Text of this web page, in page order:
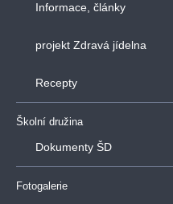
Informace, články
projekt Zdravá jídelna
Recepty
Školní družina
Dokumenty ŠD
Fotogalerie